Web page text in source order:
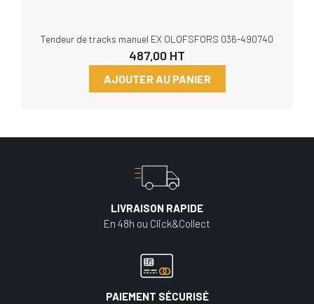
Tendeur de tracks manuel EX OLOFSFORS 036-490740
487,00 HT
AJOUTER AU PANIER
LIVRAISON RAPIDE
En 48h ou Click&Collect
PAIEMENT SÉCURISÉ